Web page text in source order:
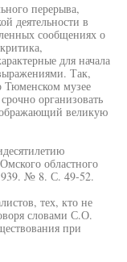
перерыва,
деятельности в
сообщениях о
для начала
Так,
музее
организовать
великую
областного
№ 8. С. 49-52.
тех, кто не
словами С.О.
при